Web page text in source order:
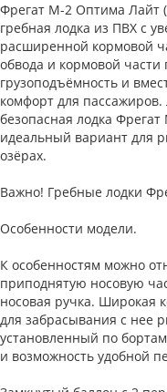
Фрегат М-2 Оптима Лайт
гребная лодка из ПВХ с
расширенной кормовой
обвода и кормовой части
грузоподъёмность и
комфорт для
безопасная лодка
идеальный вариант для
озёрах.
Важно! Гребные лодки
Особенности модели.
К особенностям можно
приподнятую носовую
носовая ручка. Широкая
для забрасывания с нее
установленный по
и возможность удобной